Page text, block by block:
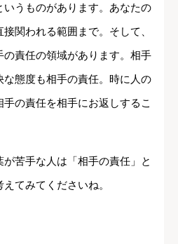
うものがあります。あなたの
関われる範囲まで。そして、
の責任の領域があります。相手
態度も相手の責任。時に人の
の責任を相手にお返しするこ
が苦手な人は「相手の責任」と
てみてくださいね。